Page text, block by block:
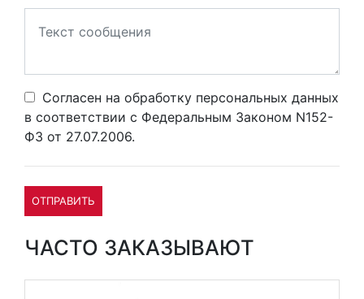
Согласен на обработку персональных данных
в соответствии с Федеральным Законом N152-
ФЗ от 27.07.2006.
ОТПРАВИТЬ
ЧАСТО ЗАКАЗЫВАЮТ